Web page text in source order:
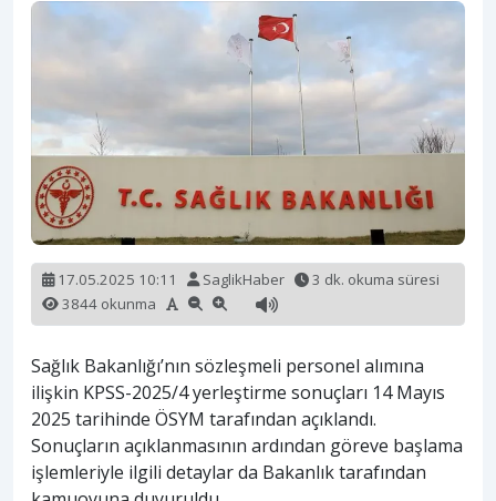
17.05.2025 10:11 SaglikHaber
3 dk. okuma süresi
3844 okunma
Sağlık Bakanlığı’nın sözleşmeli personel alımına
ilişkin KPSS-2025/4 yerleştirme sonuçları 14 Mayıs
2025 tarihinde ÖSYM tarafından açıklandı.
Sonuçların açıklanmasının ardından göreve başlama
işlemleriyle ilgili detaylar da Bakanlık tarafından